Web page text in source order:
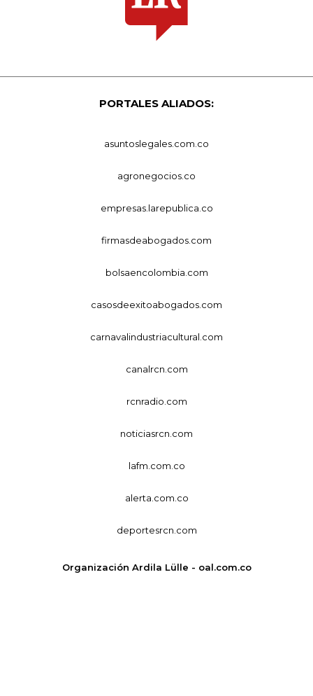
PORTALES ALIADOS:
asuntoslegales.com.co
agronegocios.co
empresas.larepublica.co
firmasdeabogados.com
bolsaencolombia.com
casosdeexitoabogados.com
carnavalindustriacultural.com
canalrcn.com
rcnradio.com
noticiasrcn.com
lafm.com.co
alerta.com.co
deportesrcn.com
Organización Ardila Lülle - oal.com.co